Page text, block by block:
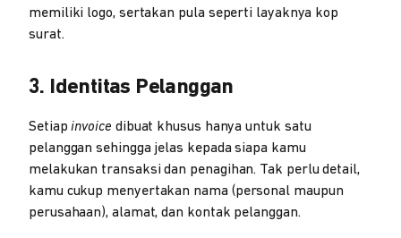
memiliki logo, sertakan pula seperti layaknya kop
surat.
3. Identitas Pelanggan
Setiapinvoice dibuat khusus hanya untuk satu
pelanggan sehingga jelas kepada siapa kamu
melakukan transaksi dan penagihan. Tak perlu detail,
kamu cukup menyertakan nama (personal maupun
perusahaan), alamat, dan kontak pelanggan.